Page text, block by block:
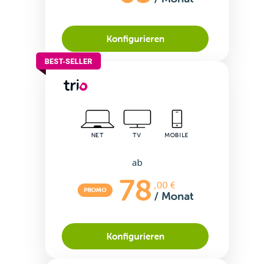
Konfigurieren
BEST-SELLER
NET TV MOBILE
ab
PROMO 78 ,00 €
/ Monat
Konfigurieren